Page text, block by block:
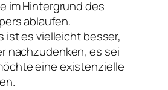
im Hintergrund des
ablaufen.
ist es vielleicht besser,
nachzudenken, es sei
eine existenzielle